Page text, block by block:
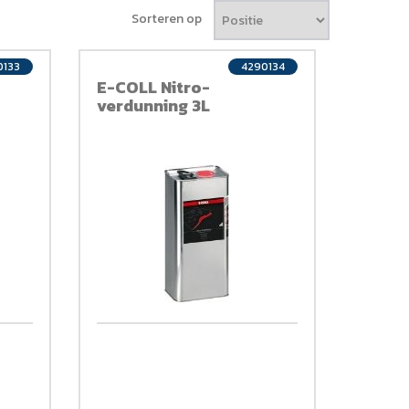
Sorteren op
E-COLL Nitro-
verdunning 3L
4290134